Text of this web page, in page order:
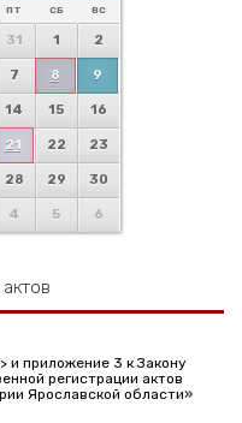
ПТ СБ ВС
31 1 2
7 8 9
14 15 16
21 22 23
28 29 30
4 5 6
и приложение 3 к Закону
регистрации актов
Ярославской области»